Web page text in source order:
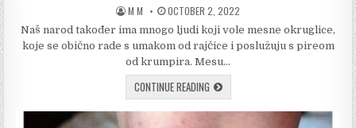
AUTHOR:
M M PUBLISHED
DATE:
OCTOBER 2, 2022
Naš narod također ima mnogo ljudi koji vole mesne okruglice,
koje se obično rade s umakom od rajčice i poslužuju s pireom
od krumpira. Mesu…
CONTINUE READINGPOGLEDAJTE
NAJJEDNOSTAVNIJI
I